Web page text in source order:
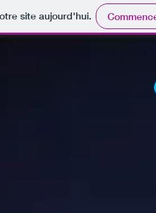
site aujourd'hui.